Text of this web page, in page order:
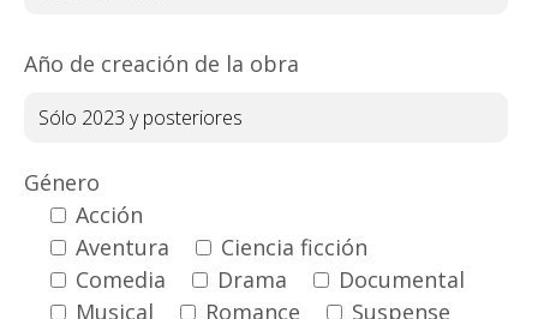
Año de creación de la obra
Género
Acción
Aventura
Ciencia ficción
Comedia
Drama
Documental
Musical
Romance
Suspense